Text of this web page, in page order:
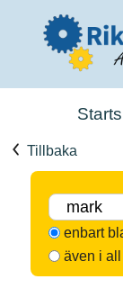
Tillbaka
enbart
även i